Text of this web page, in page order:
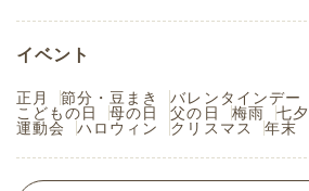
イベント
正月 節分・豆まき バレンタインデー
こどもの日
母の日 父の日 梅雨 七夕
運動会
ハロウィン クリスマス 年末